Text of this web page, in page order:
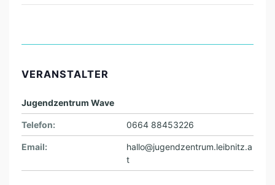
VERANSTALTER
Jugendzentrum Wave
Telefon: 0664 88453226
Email:
hallo@jugendzentrum.leibnitz.a
t